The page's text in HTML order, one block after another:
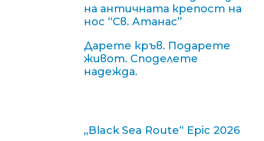
на античната крепост на
нос “Св. Атанас”
Дарете кръв. Подарете
живот. Споделете
надежда.
„Black Sea Route“ Epic 2026